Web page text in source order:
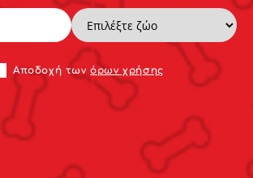
Αποδoχή τωνόρων χρήσης